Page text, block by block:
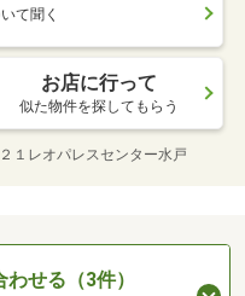
て聞く
お店に行って
似た物件を探してもらう
１レオパレスセンター水戸
せる（3件）